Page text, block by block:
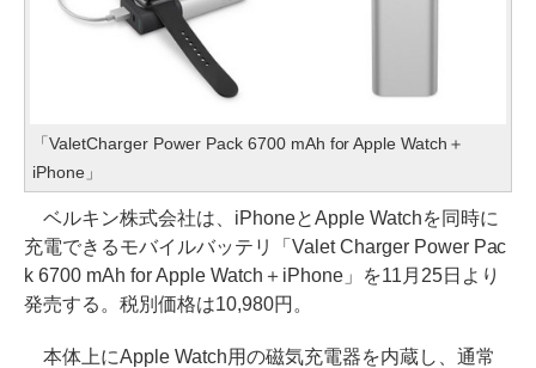
「ValetCharger Power Pack 6700 mAh for Apple Watch＋
iPhone」
ベルキン株式会社は、iPhoneとApple Watchを同時に
充電できるモバイルバッテリ「Valet Charger Power Pac
k 6700 mAh for Apple Watch＋iPhone」を11月25日より
発売する。税別価格は10,980円。
本体上にApple Watch用の磁気充電器を内蔵し、通常